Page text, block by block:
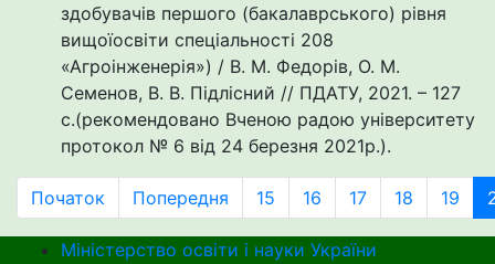
здобувачів першого (бакалаврського) рівня
вищоїосвіти спеціальності 208
«Агроінженерія») / В. М. Федорів, О. М.
Семенов, В. В. Підлісний // ПДАТУ, 2021. – 127
с.(рекомендовано Вченою радою університету
протокол № 6 від 24 березня 2021р.).
Початок Попередня 15 16 17 18 19
Міністерство освіти і науки України